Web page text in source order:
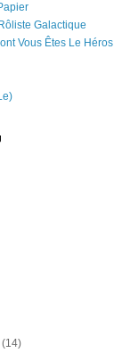
Galactique
Vous Êtes Le Héros
(14)